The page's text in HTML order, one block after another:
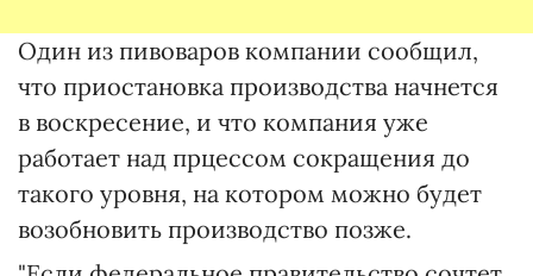
Один из пивоваров компании сообщил,
что приостановка производства начнется
в воскресение, и что компания уже
работает над прцессом сокращения до
такого уровня, на котором можно будет
возобновить производство позже.